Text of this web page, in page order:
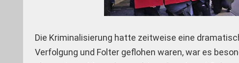
Die Kriminalisierung hatte zeitweise eine
Verfolgung und Folter geflohen waren, war es